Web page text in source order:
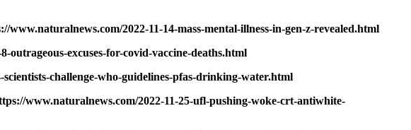
2022-11-14-mass-mental-illness-in-gen-z-revealed.html
excuses-for-covid-vaccine-deaths.html
challenge-who-guidelines-pfas-drinking-water.html
www.naturalnews.com/2022-11-25-ufl-pushing-woke-crt-antiwhite-